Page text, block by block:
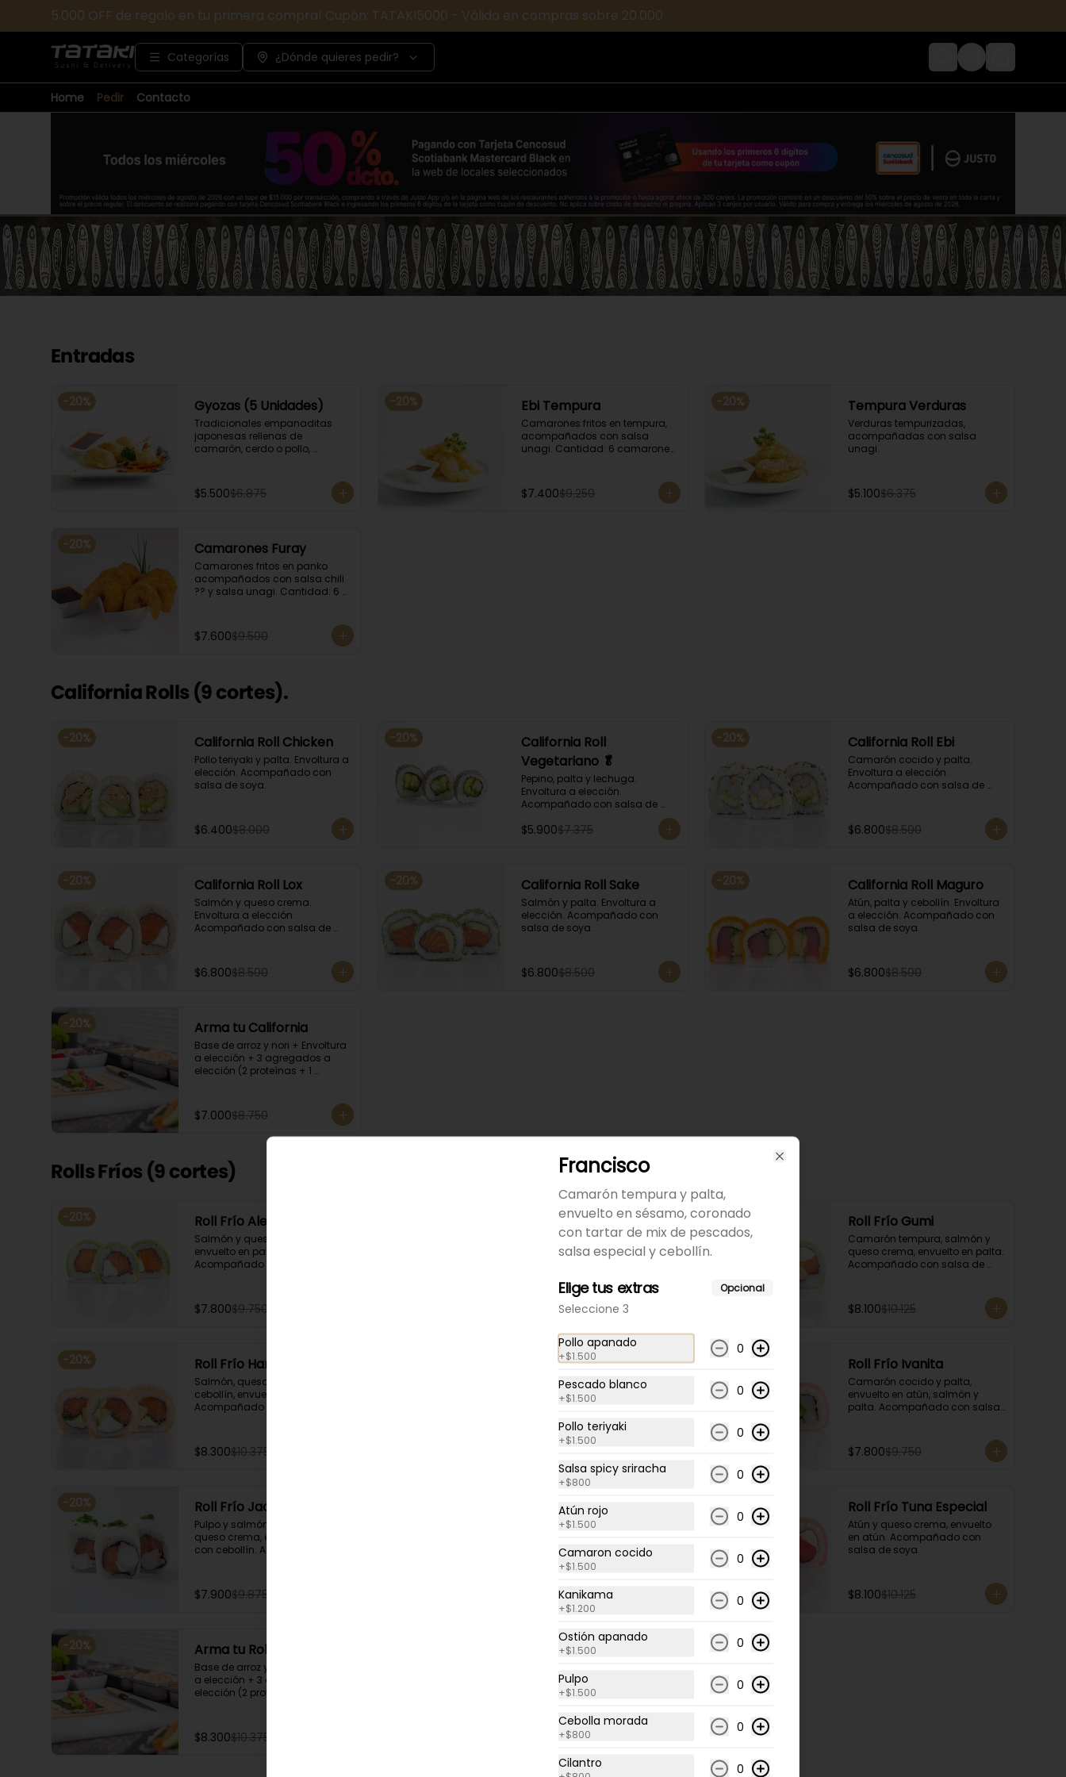
5.000 OFF de regalo en tu primera compra! Cupón: TATAKI5000 - Válido en compras sobre 20.000
Categorías ¿Dónde quieres pedir? Login
Home Pedir Contacto
Entradas
-20% Gyozas (5 Unidades)
Tradicionales empanaditas
japonesas rellenas de
camarón, cerdo o pollo,
$5.500$6.875
-20% Ebi Tempura
Camarones fritos en tempura,
acompañados con salsa
unagi. Cantidad: 6 camarones
$7.400$9.250
-20% Tempura Verduras
Verduras tempurizadas,
acompañadas con salsa
unagi.
$5.100$6.375
-20% Camarones Furay
Camarones fritos en panko
acompañados con salsa chili
?? y salsa unagi. Cantidad: 6
$7.600$9.500
California Rolls (9 cortes).
-20% California Roll Chicken
Pollo teriyaki y palta. Envoltura a
elección. Acompañado con
salsa de soya.
$6.400$8.000
-20%
California Roll
Vegetariano 🥬
Pepino, palta y lechuga.
Envoltura a elección.
Acompañado con salsa de
$5.900$7.375
-20% California Roll Ebi
Camarón cocido y palta.
Envoltura a elección.
Acompañado con salsa de
$6.800$8.500
-20% California Roll Lox
Salmón y queso crema.
Envoltura a elección.
Acompañado con salsa de
$6.800$8.500
-20% California Roll Sake
Salmón y palta. Envoltura a
elección. Acompañado con
salsa de soya.
$6.800$8.500
-20% California Roll Maguro
Atún, palta y cebollín. Envoltura
a elección. Acompañado con
salsa de soya.
$6.800$8.500
-20% Arma tu California
Base de arroz y nori + Envoltura
a elección + 3 agregados a
elección (2 proteínas + 1
$7.000$8.750
Rolls Fríos (9 cortes)
-20% Roll Frío Alex
Salmón y queso crema,
envuelto en palta.
Acompañado con salsa de
$7.800$9.750
Roll Frío Ivo
Camarón y palta, envuelto en
salmón. Acompañado con
$9.750
-20% Roll Frío Gumi
Camarón tempura, salmón y
queso crema, envuelto en palta.
Acompañado con salsa de
$8.100$10.125
-20% Roll Frío Hanamaki
Salmón, queso crema, palta y
cebollín, envuelto en salmón.
Acompañado con salsa de
$8.300$10.375
Roll Frío Nico
Camarón cocido, queso crema
y palta envuelto en palta.
Acompañado con salsa de
-20 Roll Frío Ivanita
Camarón cocido y palta,
envuelto en atún, salmón y
palta. Acompañado con salsa
$7.800$9.750
-20% Roll Frío Jack
Pulpo y salmón envuelto en
queso crema, espolvoreado
con cebollín. Acompañado con
$7.900$9.875
Roll Frío Tuna
Atún, pimentón rojo y queso
Acompañado con salsa de
$9.875
Roll Frío Tuna Especial
Atún y queso crema, envuelto
en atún. Acompañado con
salsa de soya.
$8.100$10.125
-20% Arma tu Roll Frío
Base de arroz y nori + Envoltura
a elección + 3 agregados a
elección (2 proteínas + 1
$8.300$10.375
Francisco
Camarón tempura y palta,
envuelto en sésamo, coronado
con tartar de mix de pescados,
salsa especial y cebollín.
Elige tus extras Opcional
Seleccione 3
Pollo apanado
+$1.500 0
Pescado blanco
+$1.500 0
Pollo teriyaki
+$1.500 0
Salsa spicy sriracha
+$800 0
Atún rojo
+$1.500 0
Camaron cocido
+$1.500 0
Kanikama
+$1.200 0
Ostión apanado
+$1.500 0
Pulpo
+$1.500 0
Cebolla morada
+$800 0
Cilantro 0